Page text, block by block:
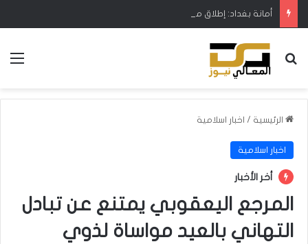
بحث عن
الرئيسية / اخبار اسلامية
اخبار اسلامية
أخر الأخبار
المرجع اليعقوبي يمتنع عن تبادل
التهاني بالعيد مواساة لذوي